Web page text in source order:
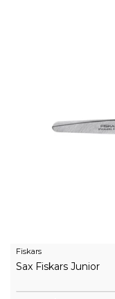
Fiskars
Sax Fiskars Junior